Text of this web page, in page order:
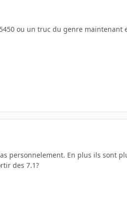
ou un truc du genre maintenant
personnelement. En plus ils sont
des 7.1?